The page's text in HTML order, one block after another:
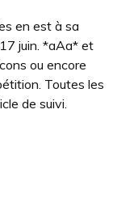
en est à sa
juin. *aAa* et
ou encore
Toutes les
de suivi.